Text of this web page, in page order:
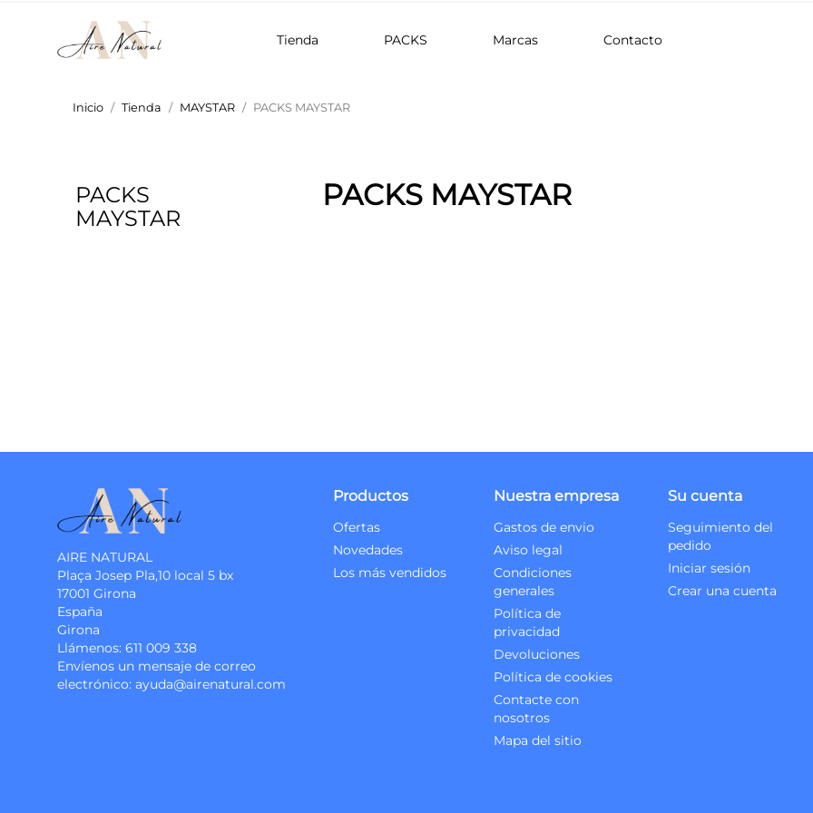
Tienda PACKS Marcas Contacto
Inicio Tienda MAYSTAR PACKS MAYSTAR
PACKS
MAYSTAR
PACKS MAYSTAR
AIRE NATURAL
Plaça Josep Pla,10 local 5 bx
17001 Girona
España
Girona
Llámenos: 611 009 338
Envíenos un mensaje de correo
electrónico: ayuda@airenatural.com
Productos
Ofertas
Novedades
Los más vendidos
Nuestra empresa
Gastos de envio
Aviso legal
Condiciones
generales
Política de
privacidad
Devoluciones
Política de cookies
Contacte con
nosotros
Mapa del sitio
Su cuenta
Seguimiento del
pedido
Iniciar sesión
Crear una cuenta